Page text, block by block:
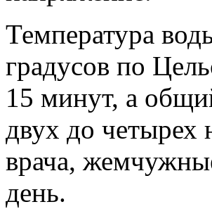
Температура
градусов по
15 минут, а
двух до четырех
врача,
день.